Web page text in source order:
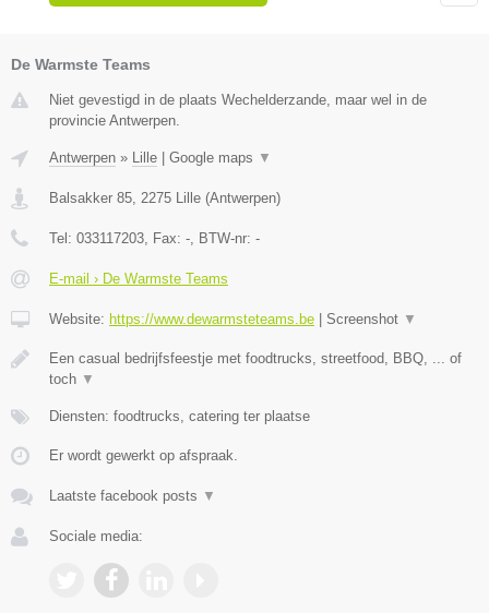
De Warmste Teams
Niet gevestigd in de plaats Wechelderzande, maar wel in de
provincie Antwerpen.
Antwerpen » Lille Google maps ▼
Balsakker 85 2275 Lille (Antwerpen)
Tel: 033117203 , Fax: - , BTW-nr: -
E-mail › De Warmste Teams
Website: https://www.dewarmsteteams.be Screenshot ▼
Een casual bedrijfsfeestje met foodtrucks, streetfood, BBQ, ... of
toch ▼
Diensten: foodtrucks, catering ter plaatse
Er wordt gewerkt op afspraak.
Laatste facebook posts ▼
Sociale media: